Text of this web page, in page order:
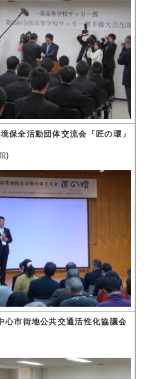
保全活動団体交流会「匠の環」
)
心市街地公共交通活性化協議会